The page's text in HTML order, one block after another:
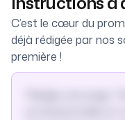
C’est le cœur du
déjà rédigée par nos
première !
professionnelle